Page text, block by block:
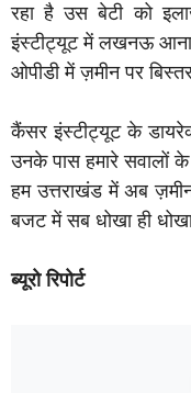
रहा है उस बेटी को
इंस्टीट्यूट में लखनऊ आना
ओपीडी में ज़मीन पर
कैंसर इंस्टीट्यूट के
उनके पास हमारे सवालों
हम उत्तराखंड में अब
बजट में सब धोखा ही
ब्यूरो रिपोर्ट